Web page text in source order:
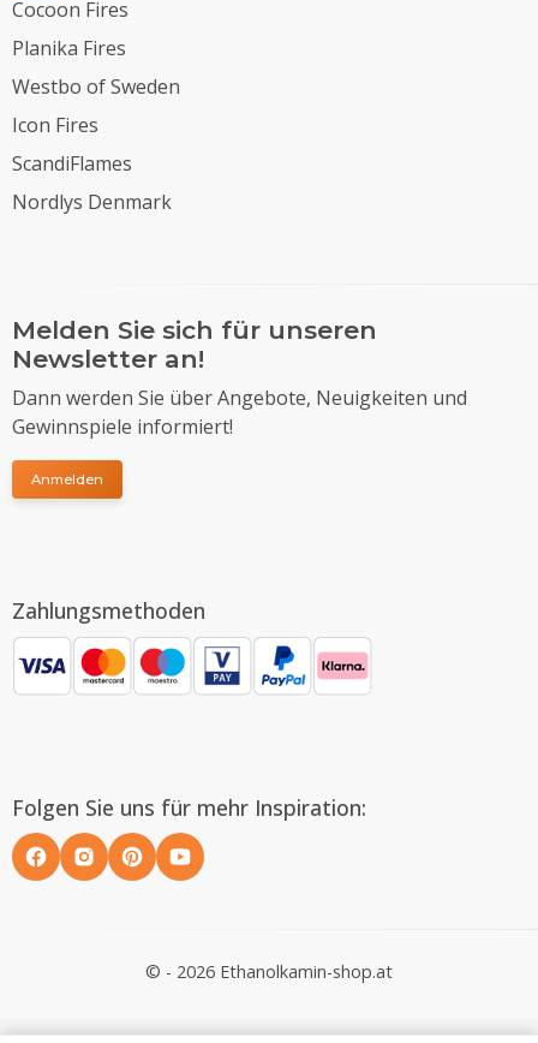
Cocoon Fires
Planika Fires
Westbo of Sweden
Icon Fires
ScandiFlames
Nordlys Denmark
Melden Sie sich für unseren
Newsletter an!
Dann werden Sie über Angebote, Neuigkeiten und
Gewinnspiele informiert!
Anmelden
Zahlungsmethoden
Folgen Sie uns für mehr Inspiration:
© - 2026 Ethanolkamin-shop.at